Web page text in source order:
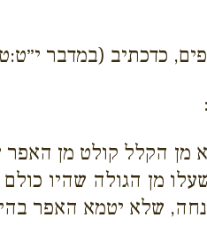
כדכתיב (במדבר
הקלל קולט מן האפר
מן הגולה שהיו כולם
שלא יטמא האפר